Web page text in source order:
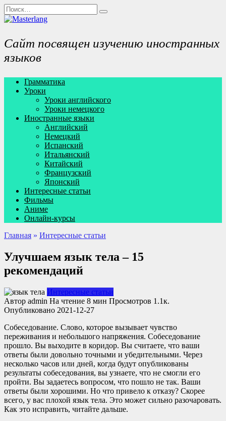
Перейти
к
содержанию
Search
for:
Сайт посвящен изучению иностранных
языков
Грамматика
Уроки
Уроки английского
Уроки немецкого
Иностранные языки
Английский
Немецкий
Испанский
Итальянский
Китайский
Французский
Японский
Интересные статьи
Фильмы
Аниме
Онлайн-курсы
Главная » Интересные статьи
Улучшаем язык тела – 15
рекомендаций
Интересные статьи
Автор admin На чтение 8 мин Просмотров 1.1к.
Опубликовано 2021-12-27
Собеседование. Слово, которое вызывает чувство
переживания и небольшого напряжения. Собеседование
прошло. Вы выходите в коридор. Вы считаете, что ваши
ответы были довольно точными и убедительными. Через
несколько часов или дней, когда будут опубликованы
результаты собеседования, вы узнаете, что не смогли его
пройти. Вы задаетесь вопросом, что пошло не так. Ваши
ответы были хорошими. Но что привело к отказу? Скорее
всего, у вас плохой язык тела. Это может сильно разочаровать.
Как это исправить, читайте дальше.